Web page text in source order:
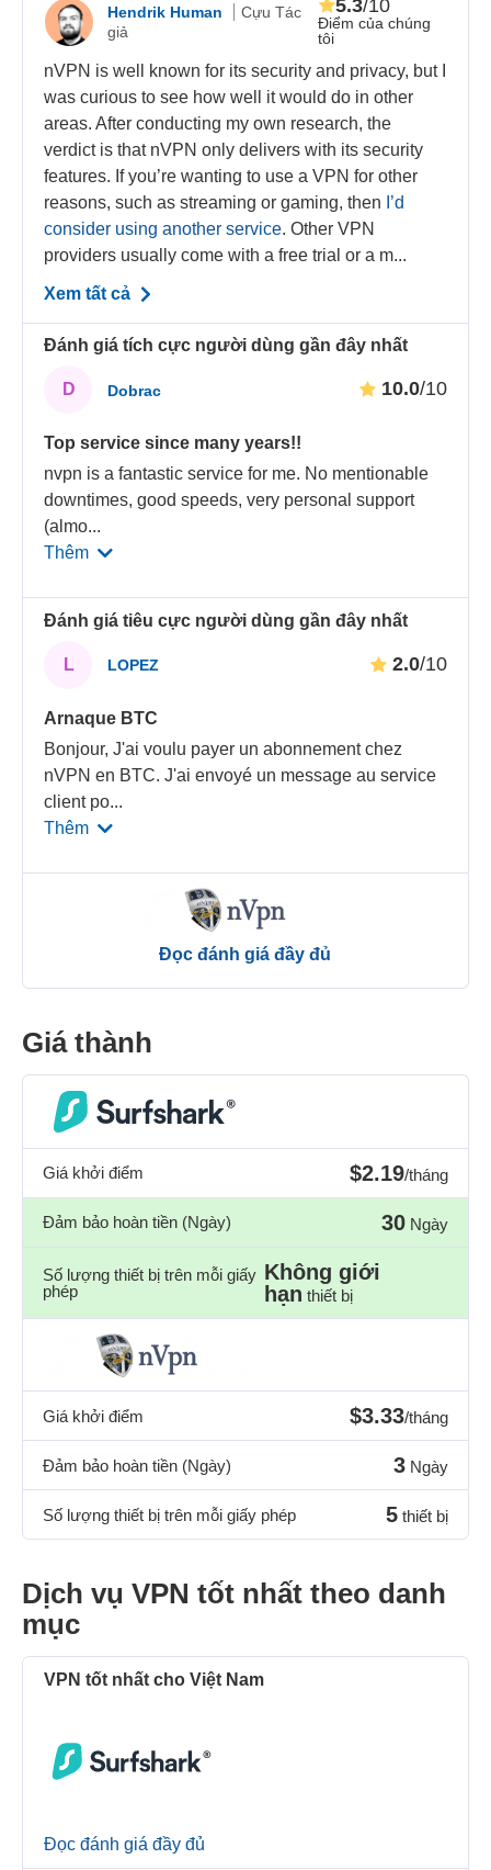
Hendrik Human
Cựu Tác
giả
Điểm của chúng
tôi
5.3/10
nVPN is well known for its security and privacy, but I
was curious to see how well it would do in other
areas. After conducting my own research, the
verdict is that nVPN only delivers with its security
features. If you’re wanting to use a VPN for other
reasons, such as streaming or gaming, then I’d
consider using another service. Other VPN
providers usually come with a free trial or a m...
Xem tất cả
Đánh giá tích cực người dùng gần đây nhất
D Dobrac 10.0/10
Top service since many years!!
nvpn is a fantastic service for me. No mentionable
downtimes, good speeds, very personal support
(almo...
Thêm
Đánh giá tiêu cực người dùng gần đây nhất
L LOPEZ 2.0/10
Arnaque BTC
Bonjour, J'ai voulu payer un abonnement chez
nVPN en BTC. J'ai envoyé un message au service
client po...
Thêm
Đọc đánh giá đầy đủ
Giá thành
Giá khởi điểm $2.19/tháng
Đảm bảo hoàn tiền (Ngày) 30 Ngày
Số lượng thiết bị trên mỗi giấy
phép
Không giới
hạn thiết bị
Giá khởi điểm $3.33/tháng
Đảm bảo hoàn tiền (Ngày) 3 Ngày
Số lượng thiết bị trên mỗi giấy phép 5 thiết bị
Dịch vụ VPN tốt nhất theo danh
mục
VPN tốt nhất cho Việt Nam
Đọc đánh giá đầy đủ